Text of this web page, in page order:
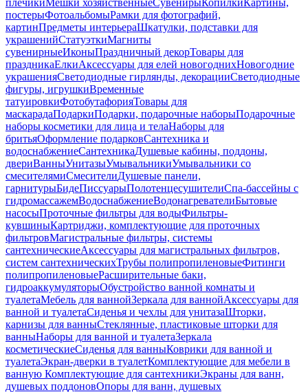
плечикиМешки хозяйственныеСувенирыКопилкиКартины,
постерыФотоальбомыРамки для фотографий,
картинПредметы интерьераШкатулки, подставки для
украшенийСтатуэткиМагниты
сувенирныеИконыПраздничный декорТовары для
праздникаЕлкиАксессуары для елей новогоднихНовогодние
украшенияСветодиодные гирлянды, декорацииСветодиодные
фигуры, игрушкиВременные
татуировкиФотобутафорияТовары для
маскарадаПодаркиПодарки, подарочные наборыПодарочные
наборы косметики для лица и телаНаборы для
бритьяОформление подарковСантехника и
водоснабжениеСантехникаДушевые кабины, поддоны,
двериВанныУнитазыУмывальникиУмывальники со
смесителямиСмесителиДушевые панели,
гарнитурыБидеПиссуарыПолотенцесушителиСпа-бассейны с
гидромассажемВодоснабжениеВодонагревателиБытовые
насосыПроточные фильтры для водыФильтры-
кувшиныКартриджи, комплектующие для проточных
фильтровМагистральные фильтры, системы
сантехническиеАксессуары для магистральных фильтров,
систем сантехническихТрубы полипропиленовыеФитинги
полипропиленовыеРасширительные баки,
гидроаккумуляторыОбустройство ванной комнаты и
туалетаМебель для ваннойЗеркала для ваннойАксессуары для
ванной и туалетаСиденья и чехлы для унитазаШторки,
карнизы для ванныСтеклянные, пластиковые шторки для
ванныНаборы для ванной и туалетаЗеркала
косметическиеСиденья для ванныКоврики для ванной и
туалетаЭкран-дверки в туалетКомплектующие для мебели в
ванную Комплектующие для сантехникиЭкраны для ванн,
душевых поддоновОпоры для ванн, душевых